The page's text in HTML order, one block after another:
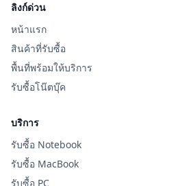
ลิงก์ด่วน
หน้าแรก
สินค้าที่รับซื้อ
พื้นที่พร้อมให้บริการ
รับซื้อโน๊ตบุ๊ค
บริการ
รับซื้อ Notebook
รับซื้อ MacBook
รับซื้อ PC